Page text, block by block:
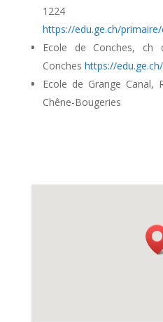
1224
https://edu.ge.ch/
Ecole de Conches, ch
Conches https://
Ecole de Grange Canal,
Chêne-Bougeries